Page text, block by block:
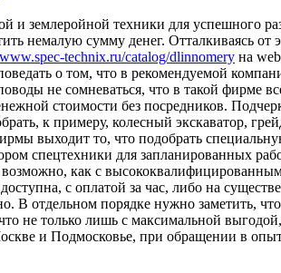
и землеройной техники для успешного
немалую сумму денег. Отталкиваясь
technix.ru/catalog/dlinnomery на
о том, что в рекомендуемой
не сомневаться, что в такой фирме
стоимости без посредников.
к примеру, колесный экскаватор,
выходит то, что подобрать
спецтехники для запланированных
как с
с оплатой за час, либо на
В отдельном порядке нужно заметить,
не только лишь с максимальной
и Подмосковье, при обращении в